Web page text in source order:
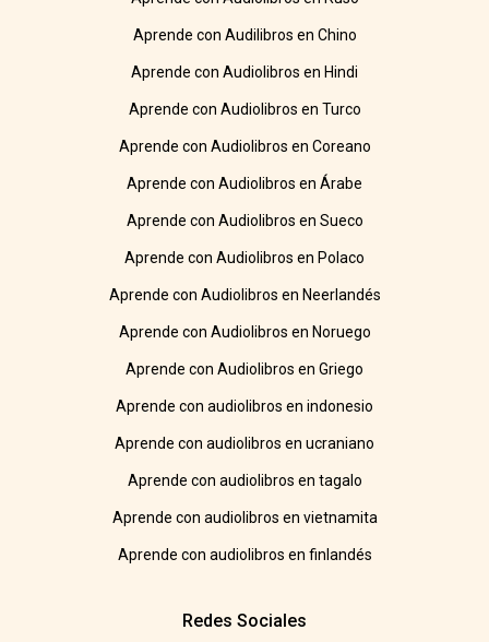
Aprende con Audilibros en Chino
Aprende con Audiolibros en Hindi
Aprende con Audiolibros en Turco
Aprende con Audiolibros en Coreano
Aprende con Audiolibros en Árabe
Aprende con Audiolibros en Sueco
Aprende con Audiolibros en Polaco
Aprende con Audiolibros en Neerlandés
Aprende con Audiolibros en Noruego
Aprende con Audiolibros en Griego
Aprende con audiolibros en indonesio
Aprende con audiolibros en ucraniano
Aprende con audiolibros en tagalo
Aprende con audiolibros en vietnamita
Aprende con audiolibros en finlandés
Redes Sociales